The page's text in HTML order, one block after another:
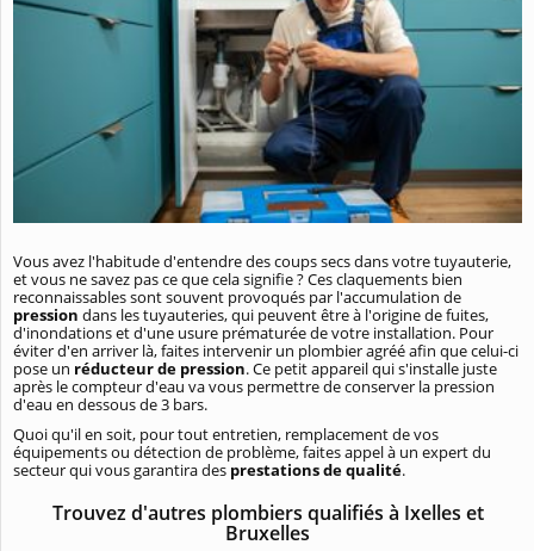
Vous avez l'habitude d'entendre des coups secs dans votre tuyauterie,
et vous ne savez pas ce que cela signifie ? Ces claquements bien
reconnaissables sont souvent provoqués par l'accumulation de
pression dans les tuyauteries, qui peuvent être à l'origine de fuites,
d'inondations et d'une usure prématurée de votre installation. Pour
éviter d'en arriver là, faites intervenir un plombier agréé afin que celui-ci
pose un réducteur de pression. Ce petit appareil qui s'installe juste
après le compteur d'eau va vous permettre de conserver la pression
d'eau en dessous de 3 bars.
Quoi qu'il en soit, pour tout entretien, remplacement de vos
équipements ou détection de problème, faites appel à un expert du
secteur qui vous garantira des prestations de qualité.
Trouvez d'autres plombiers qualifiés à Ixelles et
Bruxelles